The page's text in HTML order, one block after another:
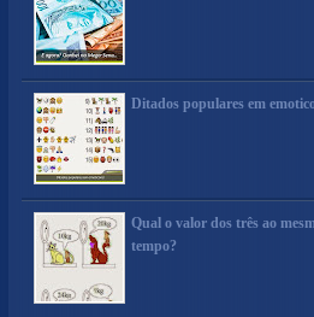
Ditados populares em
Qual o valor dos três ao
tempo?